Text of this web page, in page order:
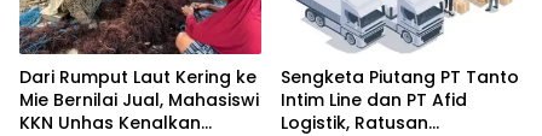
Dari Rumput Laut Kering ke
Mie Bernilai Jual, Mahasiswi
KKN Unhas Kenalkan
Sengketa Piutang PT Tanto
Intim Line dan PT Afid
Logistik, Ratusan